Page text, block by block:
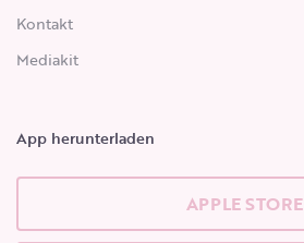
Kontakt
Mediakit
App herunterladen
APPLE STORE